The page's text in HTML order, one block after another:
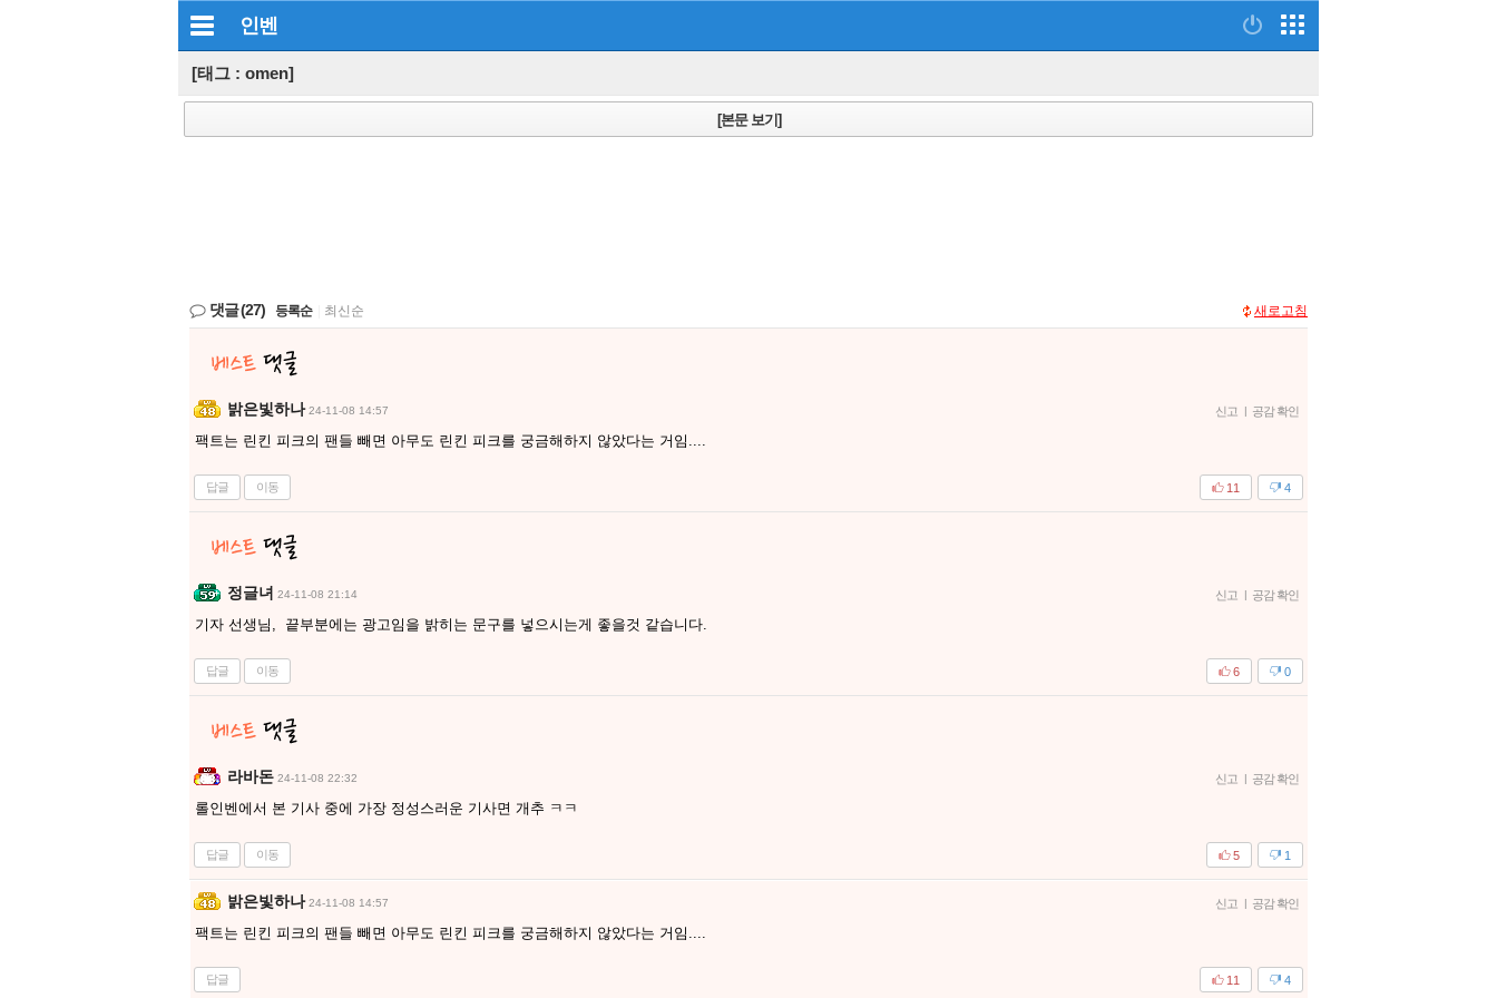
인벤
[태그 : omen]
[본문 보기]
댓글(27) 등록순 최신순 새로고침
밝은빛하나 24-11-08 14:57 신고 | 공감 확인
팩트는 린킨 피크의 팬들 빼면 아무도 린킨 피크를 궁금해하지 않았다는 거임....
답글 이동 4
11
정글녀 24-11-08 21:14 신고 | 공감 확인
기자 선생님, 끝부분에는 광고임을 밝히는 문구를 넣으시는게 좋을것 같습니다.
답글 이동 0
6
라바돈 24-11-08 22:32 신고 | 공감 확인
롤인벤에서 본 기사 중에 가장 정성스러운 기사면 개추 ㅋㅋ
답글 이동 1
5
밝은빛하나 24-11-08 14:57 신고 | 공감 확인
팩트는 린킨 피크의 팬들 빼면 아무도 린킨 피크를 궁금해하지 않았다는 거임....
답글 4
11